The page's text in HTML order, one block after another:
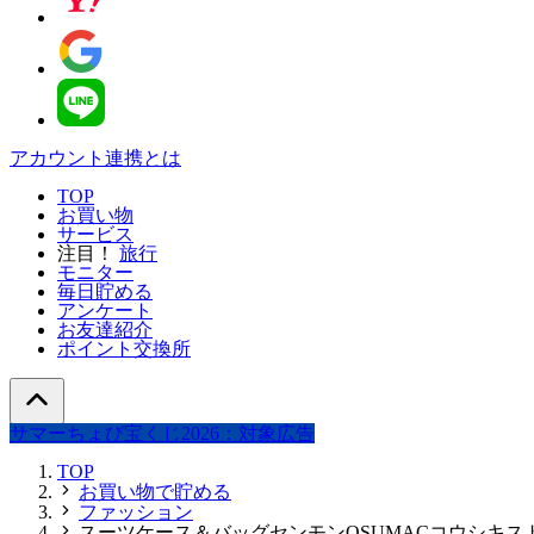
アカウント連携とは
TOP
お買い物
サービス
注目！
旅行
モニター
毎日貯める
アンケート
お友達紹介
ポイント交換所
サマーちょび宝くじ2026：対象広告
TOP
お買い物で貯める
ファッション